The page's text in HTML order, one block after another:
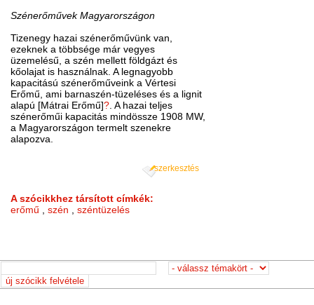
Szénerőművek Magyarországon
Tizenegy hazai szénerőművünk van,
ezeknek a többsége már vegyes
üzemelésű, a szén mellett földgázt és
kőolajat is használnak. A legnagyobb
kapacitású szénerőműveink a Vértesi
Erőmű, ami barnaszén-tüzeléses és a lignit
alapú [Mátrai Erőmű]?. A hazai teljes
szénerőműi kapacitás mindössze 1908 MW,
a Magyarországon termelt szenekre
alapozva.
szerkesztés
A szócikkhez társított címkék:
erőmű ,szén ,széntüzelés